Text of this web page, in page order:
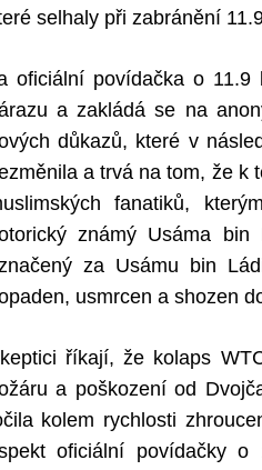
selhaly při zabránění
oficiální povídačka o 11.9
a zakládá se na
důkazů, které v
a trvá na tom, že k
fanatiků,
známý Usáma
za Usámu bin
usmrcen a shozen
říkají, že kolaps
a poškození od
kolem rychlosti
oficiální povídačky o